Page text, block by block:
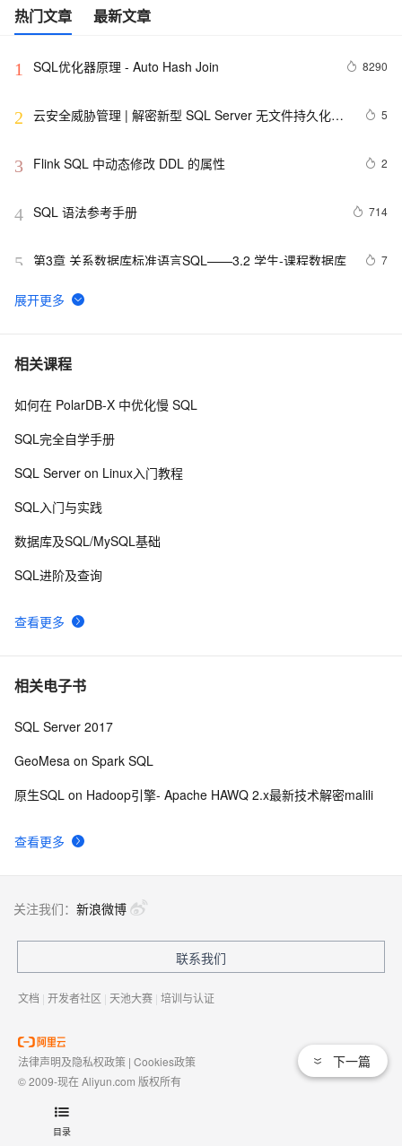
目录
热门文章 最新文章
1 SQL优化器原理 - Auto Hash Join 8290
2 云安全威胁管理 | 解密新型 SQL Server 无文件持久化恶
5
3 Flink SQL 中动态修改 DDL 的属性 2
4 SQL 语法参考手册 714
5 第3章 关系数据库标准语言SQL——3.2 学生-课程数据库 7
6 一、【计算】SQL Optimizer 优化解析 | 青训营笔记
7 SQL Server Alert发送告警邮件少了的原因
8 无法使用SQL login去登陆SQL Server -
10SQL优化常用方法8
相关课程
查看更多
如何在 PolarDB-X 中优化慢 SQL
SQL完全自学手册
SQL Server on Linux入门教程
SQL入门与实践
数据库及SQL/MySQL基础
SQL进阶及查询
相关电子书
查看更多
SQL Server 2017
GeoMesa on Spark SQL
原生SQL on Hadoop引擎- Apache HAWQ 2.x最新技术解密malili
下一篇
关注我们： 新浪微博
联系我们
文档 | 开发者社区 | 天池大赛 | 培训与认证
法律声明及隐私权政策 | Cookies政策
© 2009-现在 Aliyun.com 版权所有
域名注册服务机构许可：